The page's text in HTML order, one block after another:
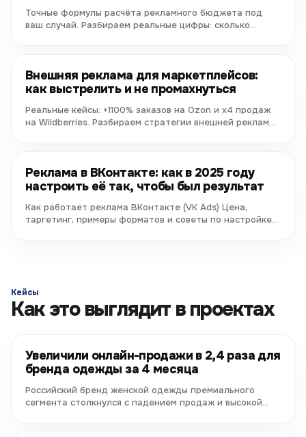
Точные формулы расчёта рекламного бюджета под
ваш случай. Разбираем реальные цифры: сколько
Внешняя реклама для маркетплейсов:
как выстрелить и не промахнуться
Реальные кейсы: +1100% заказов на Ozon и х4 продаж
на Wildberries. Разбираем стратегии внешней рекламы,
Реклама в ВКонтакте: как в 2025 году
настроить её так, чтобы был результат
Как работает реклама ВКонтакте (VK Ads) Цена,
таргетинг, примеры форматов и советы по настройке
Кейсы
Как это выглядит в проектах
Увеличили онлайн-продажи в 2,4 раза для
бренда одежды за 4 месяца
Российский бренд женской одежды премиального
сегмента столкнулся с падением продаж и высокой